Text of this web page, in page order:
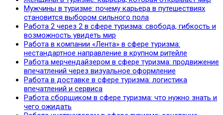
Мужчины в туризме: почему карьера в путешествиях
становится выбором сильного пола
Работа 2 через 2 в сфере туризма: свобода, гибкость и
возможность увидеть мир
Работа в компании «Лента» в сфере туризма:
нестандартное направление в крупном ритейле
Работа мерчендайзером в сфере туризма: продвижение
впечатлений через визуальное оформление
Работа в доставке в сфере туризма: логистика
впечатлений и сервиса
Работа сборщиком в сфере туризма: что нужно знать и
чего ожидать